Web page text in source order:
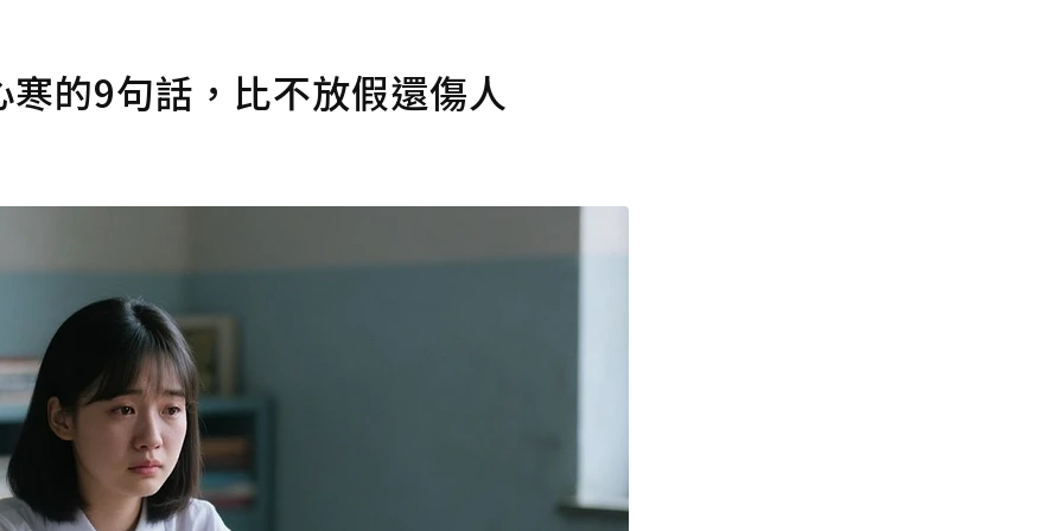
的9句話，比不放假還傷人